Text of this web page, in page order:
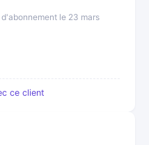
le 23 mars
ce client